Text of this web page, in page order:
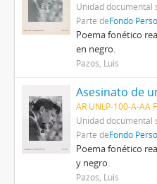
Unidad documental
Parte deFondo
Poema fonético
en negro.
Pazos, Luis
Asesinato de
AR UNLP-100-A-AA
Unidad documental
Parte deFondo
Poema fonético
y negro.
Pazos, Luis